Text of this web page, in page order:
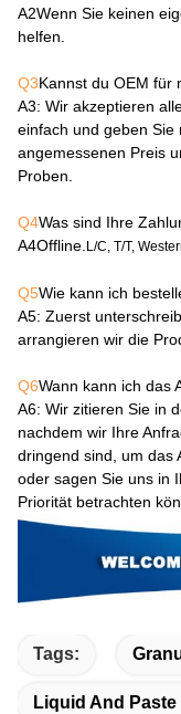
A2Wenn Sie keinen
helfen.
Q3Kannst du OEM für
A3: Wir akzeptieren
einfach und geben Sie
angemessenen Preis
Proben.
Q4Was sind Ihre
A4Offline. L/C, T/T,
Q5Wie kann ich
A5: Zuerst
arrangieren wir die
Q6Wann kann ich das
A6: Wir zitieren Sie in
nachdem wir Ihre
dringend sind, um das
oder sagen Sie uns in
Priorität betrachten
Tags:
Liquid And